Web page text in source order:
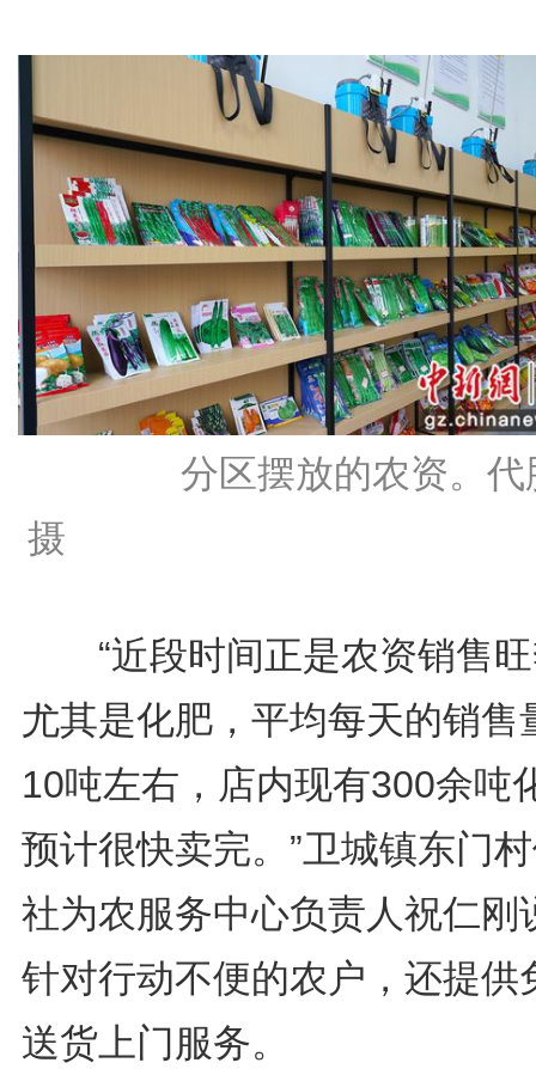
分区摆放的农资。代
摄
“近段时间正是农资销售旺
尤其是化肥，平均每天的销售
10吨左右，店内现有300余吨
预计很快卖完。”卫城镇东门
社为农服务中心负责人祝仁刚
针对行动不便的农户，还提供
送货上门服务。